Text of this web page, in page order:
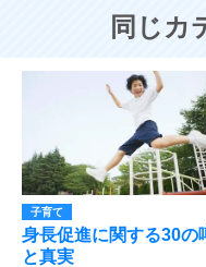
同じカ
子育て
身長促進に関する30の
と真実